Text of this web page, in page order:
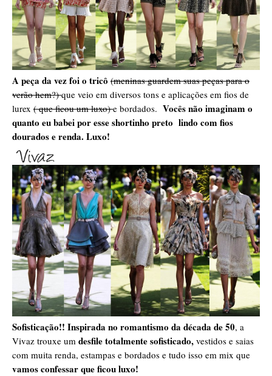
A peça da vez foi o tricô (meninas guardem suas peças para o
verão hem?)que veio em diversos tons e aplicações em fios de
lurex ( que ficou um luxo)e bordados. Vocês não imaginam o
quanto eu babei por esse shortinho preto lindo com fios
dourados e renda. Luxo!
Sofisticação!! Inspirada no romantismo da década de 50, a
Vivaz trouxe um desfile totalmente sofisticado, vestidos e saias
com muita renda, estampas e bordados e tudo isso em mix que
vamos confessar que ficou luxo!